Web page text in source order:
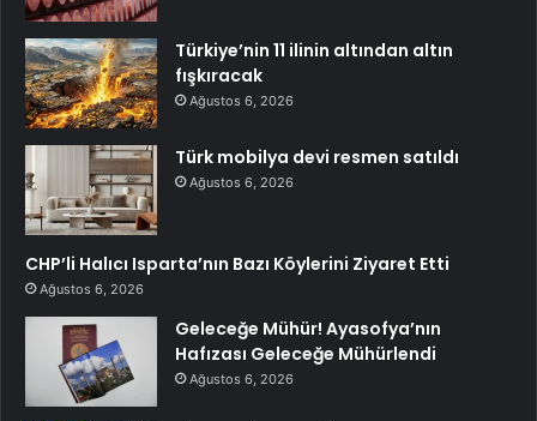
Türkiye’nin 11 ilinin altından altın
fışkıracak
Ağustos 6, 2026
Türk mobilya devi resmen satıldı
Ağustos 6, 2026
CHP’li Halıcı Isparta’nın Bazı Köylerini Ziyaret Etti
Ağustos 6, 2026
Geleceğe Mühür! Ayasofya’nın
Hafızası Geleceğe Mühürlendi
Ağustos 6, 2026